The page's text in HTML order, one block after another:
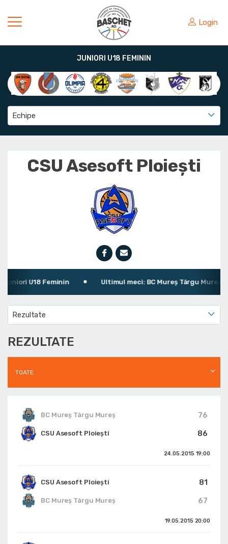
Login
JUNIORI U18 FEMININ
Echipe
CSU Asesoft Ploiești
U18 Feminin Ultimul meci: BC Mureș Târgu Mureș 76
Rezultate
REZULTATE
TOATE
BC Mureș Târgu Mureș
76
86
CSU Asesoft Ploiești
24.05.2015 19:00
CSU Asesoft Ploiești
81
67
BC Mureș Târgu Mureș
19.05.2015 20:00